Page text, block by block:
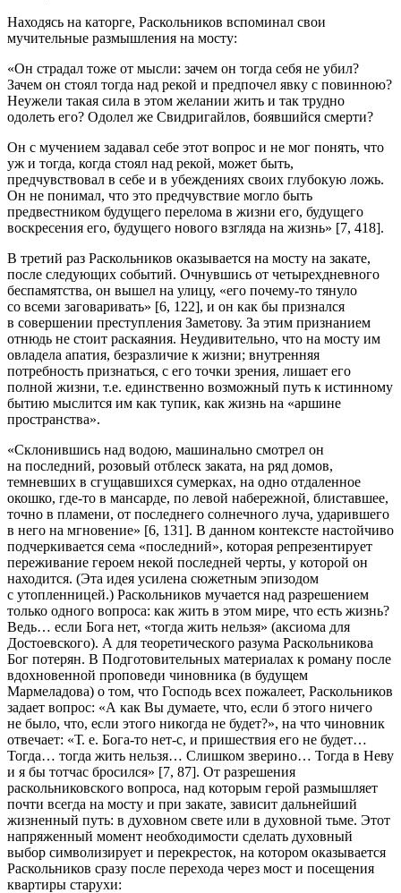
Находясь на каторге, Раскольников вспоминал свои
мучительные размышления на мосту:
«Он страдал тоже от мысли: зачем он тогда себя не убил?
Зачем он стоял тогда над рекой и предпочел явку с повинною?
Неужели такая сила в этом желании жить и так трудно
одолеть его? Одолел же Свидригайлов, боявшийся смерти?
Он с мучением задавал себе этот вопрос и не мог понять, что
уж и тогда, когда стоял над рекой, может быть,
предчувствовал в себе и в убеждениях своих глубокую ложь.
Он не понимал, что это предчувствие могло быть
предвестником будущего перелома в жизни его, будущего
воскресения его, будущего нового взгляда на жизнь» [7, 418].
В третий раз Раскольников оказывается на мосту на закате,
после следующих событий. Очнувшись от четырехдневного
беспамятства, он вышел на улицу, «его почему-то тянуло
со всеми заговаривать» [6, 122], и он как бы признался
в совершении преступления Заметову. За этим признанием
отнюдь не стоит раскаяния. Неудивительно, что на мосту им
овладела апатия, безразличие к жизни; внутренняя
потребность признаться, с его точки зрения, лишает его
полной жизни, т.е. единственно возможный путь к истинному
бытию мыслится им как тупик, как жизнь на «аршине
пространства».
«Склонившись над водою, машинально смотрел он
на последний, розовый отблеск заката, на ряд домов,
темневших в сгущавшихся сумерках, на одно отдаленное
окошко, где-то в мансарде, по левой набережной, блиставшее,
точно в пламени, от последнего солнечного луча, ударившего
в него на мгновение» [6, 131]. В данном контексте настойчиво
подчеркивается сема «последний», которая репрезентирует
переживание героем некой последней черты, у которой он
находится. (Эта идея усилена сюжетным эпизодом
с утопленницей.) Раскольников мучается над разрешением
только одного вопроса: как жить в этом мире, что есть жизнь?
Ведь… если Бога нет, «тогда жить нельзя» (аксиома для
Достоевского). А для теоретического разума Раскольникова
Бог потерян. В Подготовительных материалах к роману после
вдохновенной проповеди чиновника (в будущем
Мармеладова) о том, что Господь всех пожалеет, Раскольников
задает вопрос: «А как Вы думаете, что, если б этого ничего
не было, что, если этого никогда не будет?», на что чиновник
отвечает: «Т. е. Бога-то нет-с, и пришествия его не будет…
Тогда… тогда жить нельзя… Слишком зверино… Тогда в Неву
и я бы тотчас бросился» [7, 87]. От разрешения
раскольниковского вопроса, над которым герой размышляет
почти всегда на мосту и при закате, зависит дальнейший
жизненный путь: в духовном свете или в духовной тьме. Этот
напряженный момент необходимости сделать духовный
выбор символизирует и перекресток, на котором оказывается
Раскольников сразу после перехода через мост и посещения
квартиры старухи: